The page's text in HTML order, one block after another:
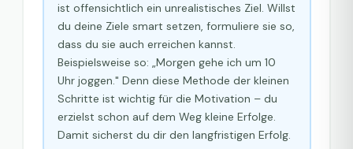
ist offensichtlich ein unrealistisches Ziel. Willst
du deine Ziele smart setzen, formuliere sie so,
dass du sie auch erreichen kannst.
Beispielsweise so: „Morgen gehe ich um 10
Uhr joggen." Denn diese Methode der kleinen
Schritte ist wichtig für die Motivation – du
erzielst schon auf dem Weg kleine Erfolge.
Damit sicherst du dir den langfristigen Erfolg.